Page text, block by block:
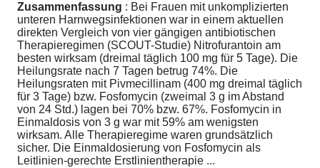
Zusammenfassung : Bei Frauen mit unkomplizierten
unteren Harnwegsinfektionen war in einem aktuellen
direkten Vergleich von vier gängigen antibiotischen
Therapieregimen (SCOUT-Studie) Nitrofurantoin am
besten wirksam (dreimal täglich 100 mg für 5 Tage). Die
Heilungsrate nach 7 Tagen betrug 74%. Die
Heilungsraten mit Pivmecillinam (400 mg dreimal täglich
für 3 Tage) bzw. Fosfomycin (zweimal 3 g im Abstand
von 24 Std.) lagen bei 70% bzw. 67%. Fosfomycin in
Einmaldosis von 3 g war mit 59% am wenigsten
wirksam. Alle Therapieregime waren grundsätzlich
sicher. Die Einmaldosierung von Fosfomycin als
Leitlinien-gerechte Erstlinientherapie ...